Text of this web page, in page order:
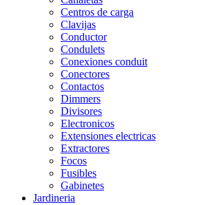
Centros de carga
Clavijas
Conductor
Condulets
Conexiones conduit
Conectores
Contactos
Dimmers
Divisores
Electronicos
Extensiones electricas
Extractores
Focos
Fusibles
Gabinetes
Jardineria